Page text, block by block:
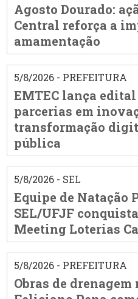
Agosto Dourado:
Central reforça a
amamentação
5/8/2026 - PREFEITURA
EMTEC lança
parcerias em
transformação
pública
5/8/2026 - SEL
Equipe de Natação
SEL/UFJF
Meeting Loterias
5/8/2026 - PREFEITURA
Obras de drenagem